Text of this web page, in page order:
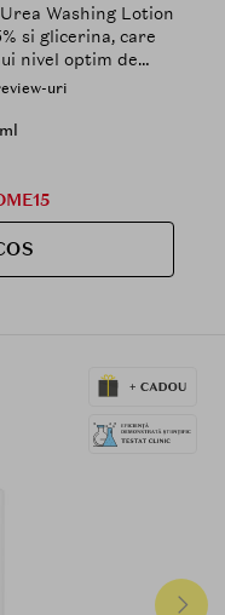
Washing Lotion
si glicerina, care
nivel optim de
ml
uri